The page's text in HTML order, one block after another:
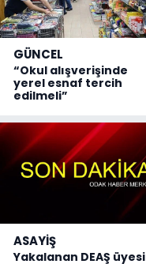
GÜNCEL
“Okul alışverişinde
yerel esnaf tercih
edilmeli”
ASAYİŞ
Yakalanan DEAŞ üyesi